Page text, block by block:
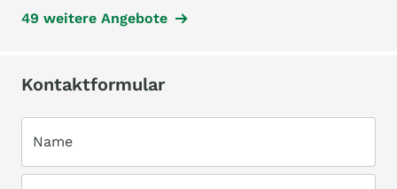
49 weitere Angebote
Kontaktformular
Name